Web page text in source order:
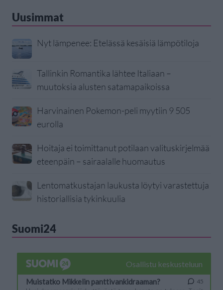
Uusimmat
Nyt lämpenee: Etelässä kesäisiä lämpötiloja
Tallinkin Romantika lähtee Italiaan –
muutoksia alusten satamapaikoissa
Harvinainen Pokemon-peli myytiin 9 505
eurolla
Hoitaja ei toimittanut potilaan valituskirjelmää
eteenpäin – sairaalalle huomautus
Lentomatkustajan laukusta löytyi varastettuja
historiallisia tykinkuulia
Suomi24